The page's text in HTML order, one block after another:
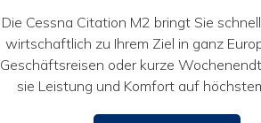
Die Cessna Citation M2 bringt Sie
wirtschaftlich zu Ihrem Ziel in ganz
Geschäftsreisen oder kurze
sie Leistung und Komfort auf